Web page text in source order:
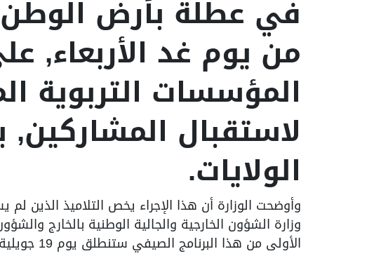
في عطلة بأرض
من يوم غد الأربعاء,
المؤسسات التربوية
لاستقبال
الولايات.
وأوضحت الوزارة أن هذا الإجراء يخص التلاميذ الذين
وزارة الشؤون الخارجية والجالية الوطنية بالخارج
الأولى من هذا البرنامج الصيفي ستنطلق يوم 19 جويلية 2026.